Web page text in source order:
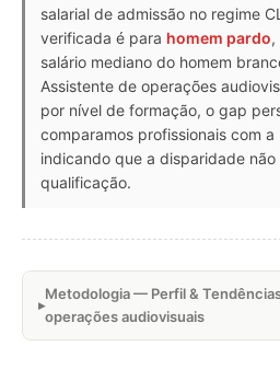
salarial de admissão no regime
verificada é para homem pardo,
salário mediano do homem
Assistente de operações
por nível de formação, o gap
comparamos profissionais com
indicando que a disparidade
qualificação.
Metodologia — Perfil &
operações audiovisuais